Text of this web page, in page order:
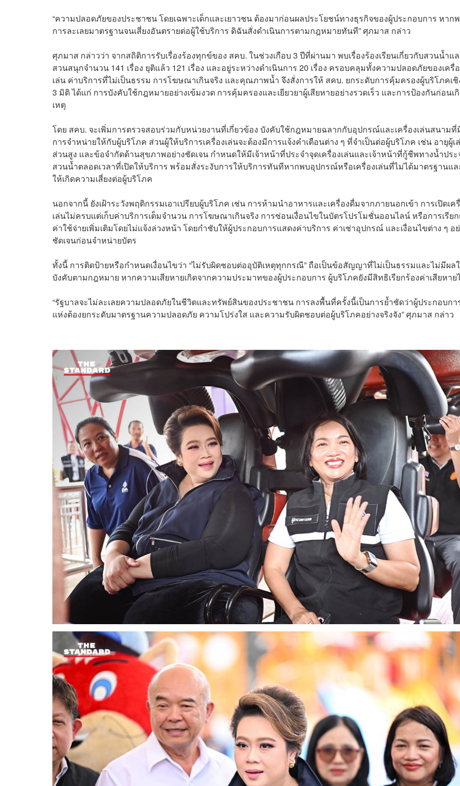
“ความปลอดภัยของประชาชน โดยเฉพาะเด็กและเยาวชน ต้องมาก่อนผลประโยชน์ทางธุรกิจของผู้ประกอบการ หาก
การละเลยมาตรฐานจนเสี่ยงอันตรายต่อผู้ใช้บริการ ดิฉันสั่งดำเนินการตามกฎหมายทันที” ศุภมาส กล่าว
ศุภมาส กล่าวว่า จากสถิติการรับเรื่องร้องทุกข์ของ สคบ. ในช่วงเกือบ 3 ปีที่ผ่านมา พบเรื่องร้องเรียนเกี่ยวกับสวนน้ำแ
สวนสนุกจำนวน 141 เรื่อง ยุติแล้ว 121 เรื่อง และอยู่ระหว่างดำเนินการ 20 เรื่อง ครอบคลุมทั้งความปลอดภัยของเครื่
เล่น ค่าบริการที่ไม่เป็นธรรม การโฆษณาเกินจริง และคุณภาพน้ำ จึงสั่งการให้ สคบ. ยกระดับการคุ้มครองผู้บริโภคเชิ
3 มิติ ได้แก่ การบังคับใช้กฎหมายอย่างเข้มงวด การคุ้มครองและเยียวยาผู้เสียหายอย่างรวดเร็ว และการป้องกันก่อนเ
เหตุ
โดย สคบ. จะเพิ่มการตรวจสอบร่วมกับหน่วยงานที่เกี่ยวข้อง บังคับใช้กฎหมายฉลากกับอุปกรณ์และเครื่องเล่นสนามที่
การจำหน่ายให้กับผู้บริโภค ส่วนผู้ให้บริการเครื่องเล่นจะต้องมีการแจ้งคำเตือนต่าง ๆ ที่จำเป็นต่อผู้บริโภค เช่น อายุผู้เ
ส่วนสูง และข้อจำกัดด้านสุขภาพอย่างชัดเจน กำหนดให้มีเจ้าหน้าที่ประจำจุดเครื่องเล่นและเจ้าหน้าที่กู้ชีพทางน้ำประ
สวนน้ำตลอดเวลาที่เปิดให้บริการ พร้อมสั่งระงับการให้บริการทันทีหากพบอุปกรณ์หรือเครื่องเล่นที่ไม่ได้มาตรฐานแ
ให้เกิดความเสี่ยงต่อผู้บริโภค
นอกจากนี้ ยังเฝ้าระวังพฤติกรรมเอาเปรียบผู้บริโภค เช่น การห้ามนำอาหารและเครื่องดื่มจากภายนอกเข้า การเปิดเค
เล่นไม่ครบแต่เก็บค่าบริการเต็มจำนวน การโฆษณาเกินจริง การซ่อนเงื่อนไขในบัตรโปรโมชั่นออนไลน์ หรือการเรียก
ค่าใช้จ่ายเพิ่มเติมโดยไม่แจ้งล่วงหน้า โดยกำชับให้ผู้ประกอบการแสดงค่าบริการ ค่าเช่าอุปกรณ์ และเงื่อนไขต่าง ๆ อ
ชัดเจนก่อนจำหน่ายบัตร
ทั้งนี้ การติดป้ายหรือกำหนดเงื่อนไขว่า “ไม่รับผิดชอบต่ออุบัติเหตุทุกกรณี” ถือเป็นข้อสัญญาที่ไม่เป็นธรรมและไม่มีผล
บังคับตามกฎหมาย หากความเสียหายเกิดจากความประมาทของผู้ประกอบการ ผู้บริโภคยังมีสิทธิเรียกร้องค่าเสียหาย
“รัฐบาลจะไม่ละเลยความปลอดภัยในชีวิตและทรัพย์สินของประชาชน การลงพื้นที่ครั้งนี้เป็นการย้ำชัดว่าผู้ประกอบกา
แห่งต้องยกระดับมาตรฐานความปลอดภัย ความโปร่งใส และความรับผิดชอบต่อผู้บริโภคอย่างจริงจัง” ศุภมาส กล่าว